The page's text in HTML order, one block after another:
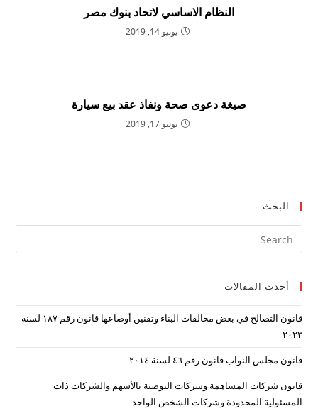
النظام الاساسي لاتحاد بنوك مصر
يونيو 14, 2019
صيغة دعوى صحة ونفاذ عقد بيع سيارة
يونيو 17, 2019
البحث
أحدث المقالات
قانون التصالح في بعض مخالفات البناء وتقنين أوضاعها قانون رقم ۱۸۷ لسنة
۲۰۲۳
قانون مجلس النواب قانون رقم ٤٦ لسنة ٢٠١٤
قانون شركات المساهمة وشركات التوصية بالأسهم والشركات ذات
المسئولية المحدودة وشركات الشخص الواحد